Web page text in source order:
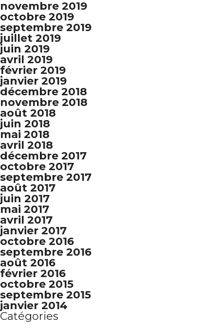
novembre 2019
octobre 2019
septembre 2019
juillet 2019
juin 2019
avril 2019
février 2019
janvier 2019
décembre 2018
novembre 2018
août 2018
juin 2018
mai 2018
avril 2018
décembre 2017
octobre 2017
septembre 2017
août 2017
juin 2017
mai 2017
avril 2017
janvier 2017
octobre 2016
septembre 2016
août 2016
février 2016
octobre 2015
septembre 2015
janvier 2014
Catégories